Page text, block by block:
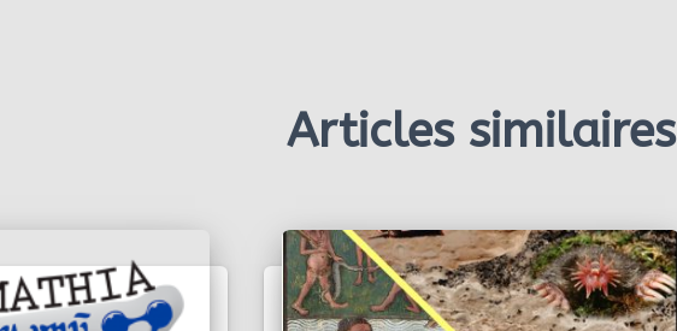
Articles similaires